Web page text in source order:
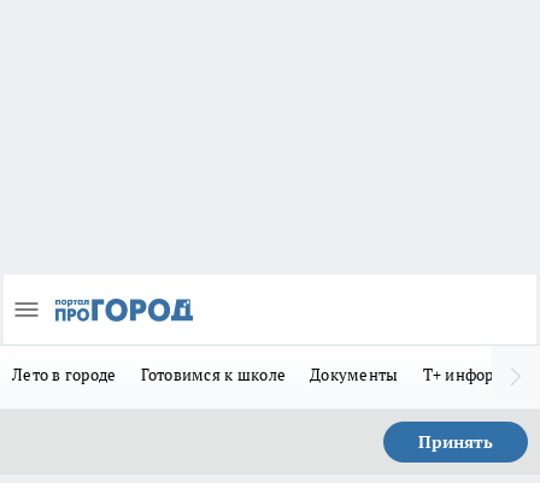
Лето в городе Готовимся к школе Документы Т+
Принять